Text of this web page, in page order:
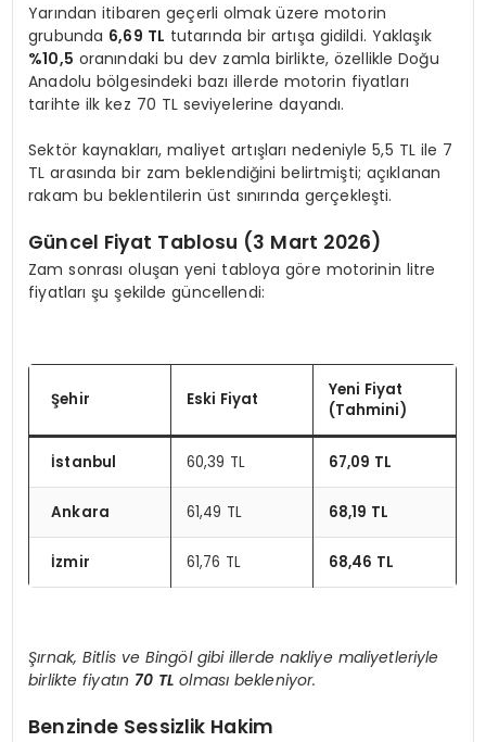
Yarından itibaren geçerli olmak üzere motorin
grubunda 6,69 TL tutarında bir artışa gidildi. Yaklaşık
%10,5 oranındaki bu dev zamla birlikte, özellikle Doğu
Anadolu bölgesindeki bazı illerde motorin fiyatları
tarihte ilk kez 70 TL seviyelerine dayandı.
Sektör kaynakları, maliyet artışları nedeniyle 5,5 TL ile 7
TL arasında bir zam beklendiğini belirtmişti; açıklanan
rakam bu beklentilerin üst sınırında gerçekleşti.
Güncel Fiyat Tablosu (3 Mart 2026)
Zam sonrası oluşan yeni tabloya göre motorinin litre
fiyatları şu şekilde güncellendi:
Şehir Eski Fiyat
Yeni Fiyat
(Tahmini)
İstanbul 60,39 TL 67,09 TL
Ankara 61,49 TL 68,19 TL
İzmir 61,76 TL 68,46 TL
Şırnak, Bitlis ve Bingöl gibi illerde nakliye maliyetleriyle
birlikte fiyatın 70 TL olması bekleniyor.
Benzinde Sessizlik Hakim